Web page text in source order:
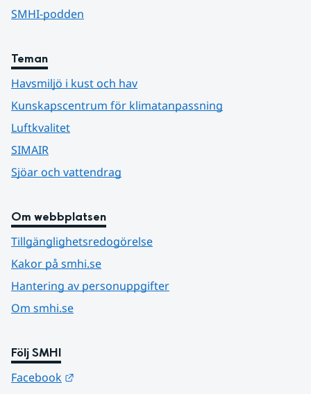
SMHI-podden
Teman
Havsmiljö i kust och hav
Kunskapscentrum för klimatanpassning
Luftkvalitet
SIMAIR
Sjöar och vattendrag
Om webbplatsen
Tillgänglighetsredogörelse
Kakor på smhi.se
Hantering av personuppgifter
Om smhi.se
Följ SMHI
Facebook